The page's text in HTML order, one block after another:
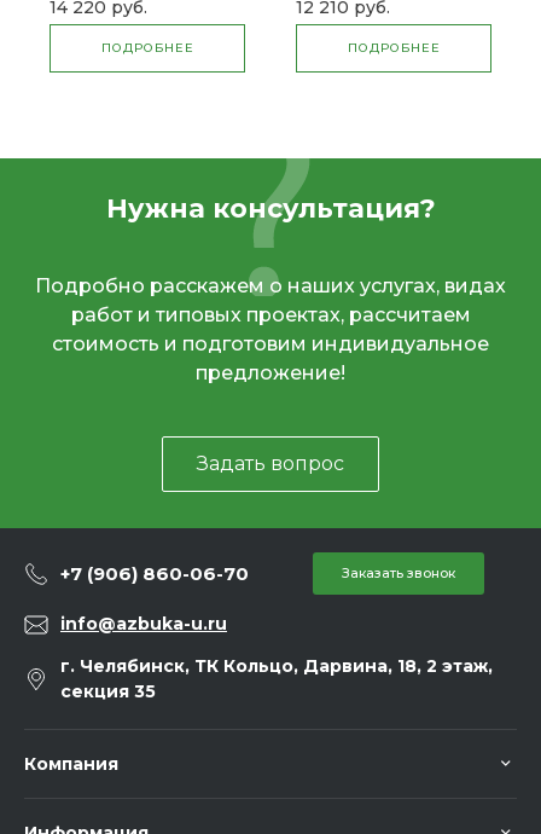
14 220 руб.
ПОДРОБНЕЕ
12 210 руб.
ПОДРОБНЕЕ
Нужна консультация?
Подробно расскажем о наших услугах, видах
работ и типовых проектах, рассчитаем
стоимость и подготовим индивидуальное
предложение!
Задать вопрос
+7 (906) 860-06-70 Заказать звонок
info@azbuka-u.ru
г. Челябинск, ТК Кольцо, Дарвина, 18, 2 этаж,
секция 35
Компания